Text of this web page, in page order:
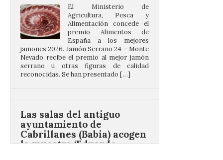
premio Alimentos de
España a los mejores
jamones 2026. Jamón Serrano 24 – Monte
Nevado recibe el premio al mejor jamón
serrano u otras figuras de calidad
reconocidas. Se han presentado […]
la muestra ‘Eduardo
Arroyo en la colección del
ILC’